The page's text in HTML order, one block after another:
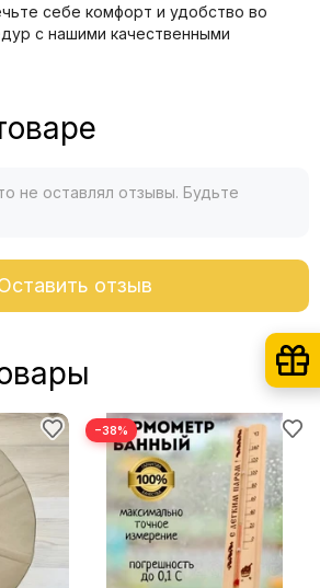
себе комфорт и удобство во
с нашими качественными
не оставлял отзывы. Будьте
отзыв
−38%